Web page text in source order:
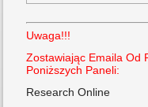
Uwaga!!!
Zostawiając Emaila Od
Poniższych Paneli:
Research Online